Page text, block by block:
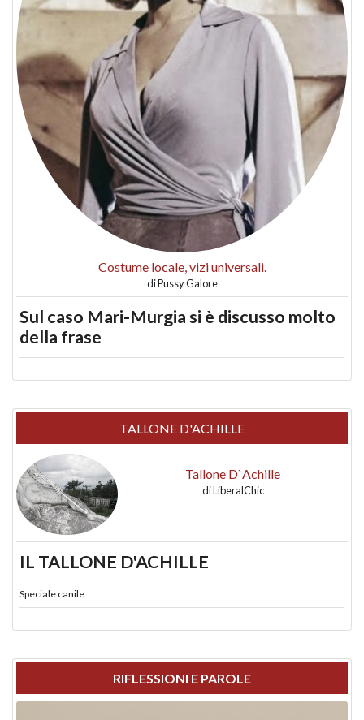
Costume locale, vizi universali.
diPussy Galore
Sul caso Mari-Murgia si è discusso molto
della frase
TALLONE D'ACHILLE
Tallone D`Achille
diLiberalChic
IL TALLONE D'ACHILLE
Speciale canile
RIFLESSIONI E PAROLE